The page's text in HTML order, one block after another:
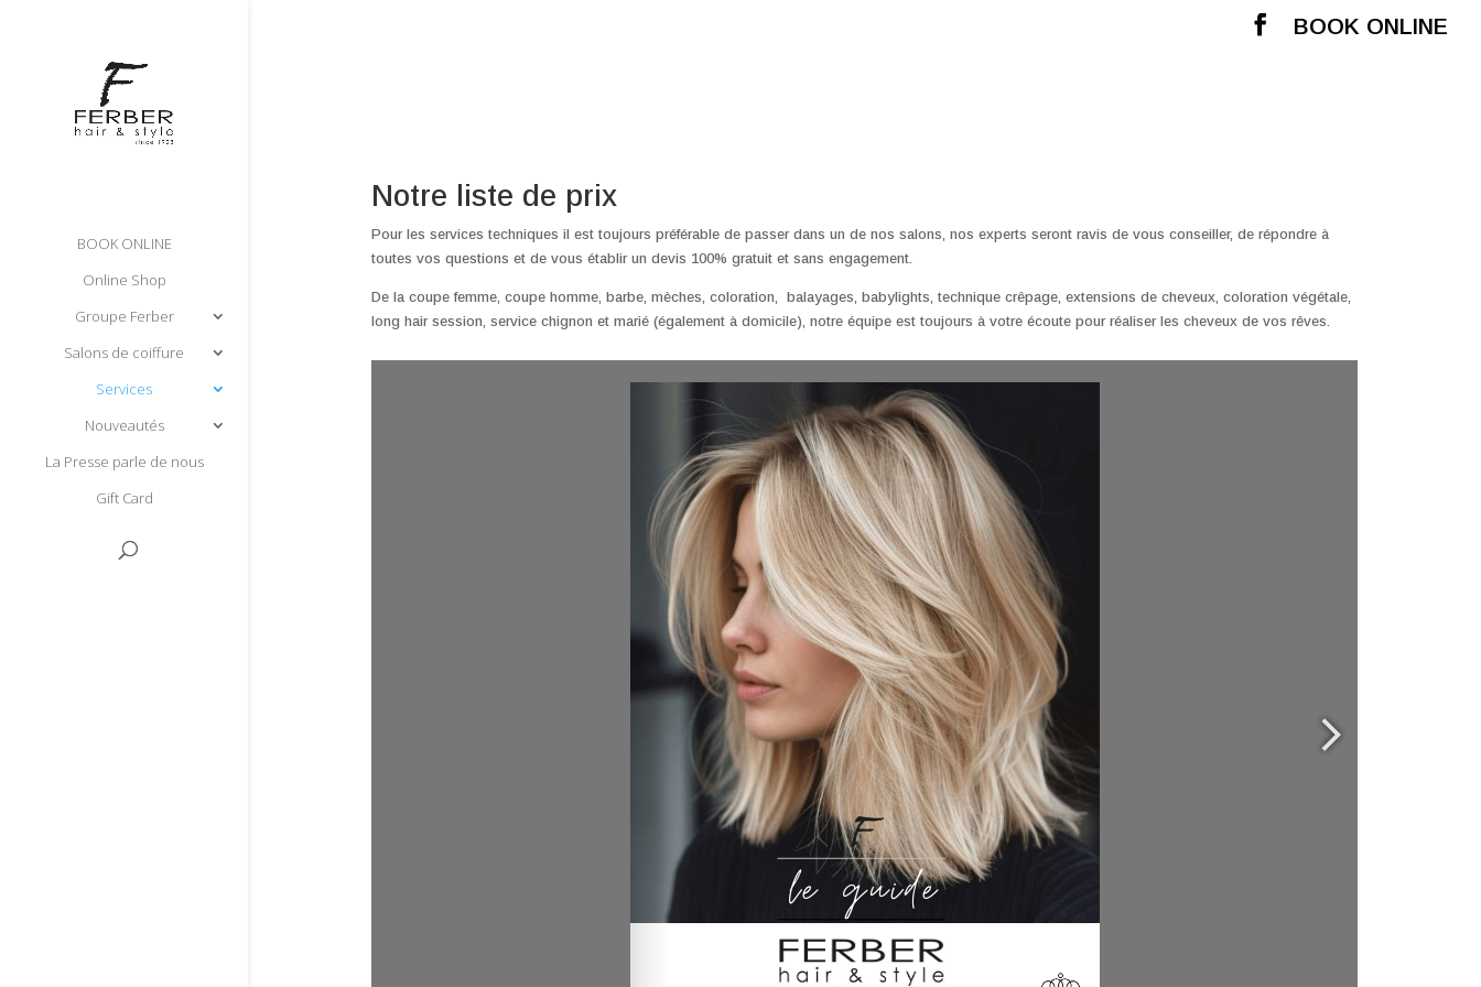
BOOK ONLINE
BOOK ONLINE
Online Shop
Groupe Ferber
Salons de coiffure
Services
Nouveautés
La Presse parle de nous
Gift Card
Notre liste de prix
Pour les services techniques il est toujours préférable de passer dans un de nos salons, nos experts seront ravis de vous conseiller, de répondre à
toutes vos questions et de vous établir un devis 100% gratuit et sans engagement.
De la coupe femme, coupe homme, barbe, mèches, coloration, balayages, babylights, technique crêpage, extensions de cheveux, coloration végétale,
long hair session, service chignon et marié (également à domicile), notre équipe est toujours à votre écoute pour réaliser les cheveux de vos rêves.